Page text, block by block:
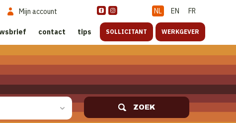
NL EN FR
Mijn account
contact tips SOLLICITANT WERKGEVER
ZOEK